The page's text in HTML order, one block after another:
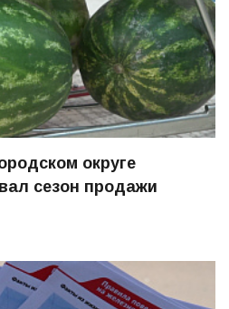
округе
сезон продажи